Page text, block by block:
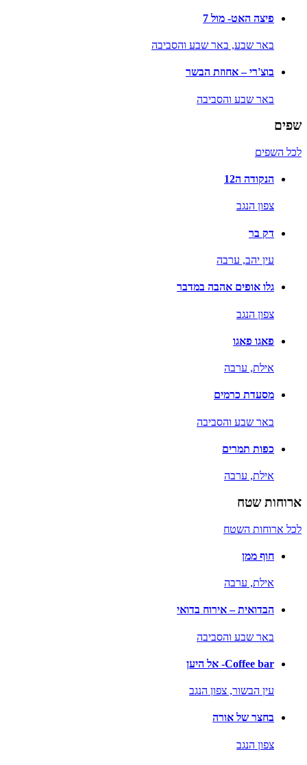
פיצה האט- מול 7
באר שבע, באר שבע והסביבה
בוצ'רי – אחוזת הבשר
באר שבע והסביבה
שפים
לכל השפים
הנקודה ה12
צפון הנגב
דק בר
עין יהב, ערבה
גלו אופים אהבה במדבר
צפון הנגב
פאגו פאגו
אילת, ערבה
מסעדת כרמים
באר שבע והסביבה
כפות תמרים
אילת, ערבה
ארוחות שטח
לכל ארוחות השטח
חוף ממן
אילת, ערבה
הבדואית – אירוח בדואי
באר שבע והסביבה
Coffee bar- אל היען
עין הבשור, צפון הנגב
בחצר של אורה
צפון הנגב